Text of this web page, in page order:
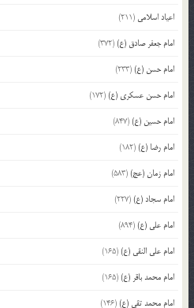
اعیاد اسلامی (211)
امام جعفر صادق (ع)(372)
امام حسن (ع)(233)
امام حسن عسکری (ع)(172)
امام حسین (ع)(847)
امام رضا (ع)(182)
امام زمان (عج)(583)
امام سجاد (ع)(227)
امام علی (ع)(894)
امام علی النقی (ع)(165)
امام محمد باقر (ع)(165)
امام محمد تقی (ع)(146)